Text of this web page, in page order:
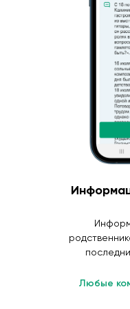
Любые